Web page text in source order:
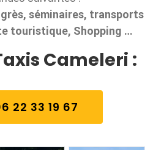
séminaires, transports
touristique, Shopping …
Cameleri :
22 33 19 67